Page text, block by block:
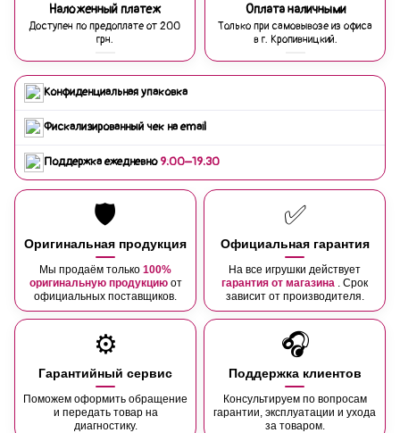
Наложенный платеж
Доступен по предоплате от 200
грн.
Оплата наличными
Только при самовывозе из офиса
в г. Кропивницкий.
Конфиденциальная упаковка
Фискализированный чек на email
Поддержка ежедневно9:00–19:30
🛡️
Оригинальная продукция
Мы продаём только 100%
оригинальную продукцию от
официальных поставщиков.
✅
Официальная гарантия
На все игрушки действует
гарантия от магазина . Срок
зависит от производителя.
⚙️
Гарантийный сервис
Поможем оформить обращение
и передать товар на
диагностику.
🎧
Поддержка клиентов
Консультируем по вопросам
гарантии, эксплуатации и ухода
за товаром.